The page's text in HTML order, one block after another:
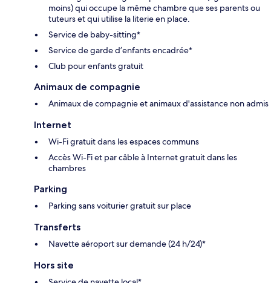
moins) qui occupe la même chambre que ses parents ou
tuteurs et qui utilise la literie en place.
Service de baby-sitting*
Service de garde d’enfants encadrée*
Club pour enfants gratuit
Animaux de compagnie
Animaux de compagnie et animaux d'assistance non admis
Internet
Wi-Fi gratuit dans les espaces communs
Accès Wi-Fi et par câble à Internet gratuit dans les
chambres
Parking
Parking sans voiturier gratuit sur place
Transferts
Navette aéroport sur demande (24 h/24)*
Hors site